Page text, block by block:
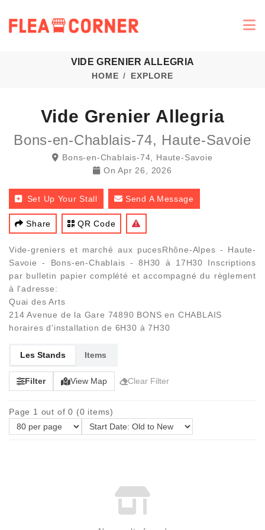
VIDE GRENIER ALLEGRIA
HOME EXPLORE
Vide Grenier Allegria
Bons-en-Chablais-74, Haute-Savoie
Bons-en-Chablais-74, Haute-Savoie
On Apr 26, 2026
Set Up Your Stall Send A Message
Share QR Code
Vide-greniers et marché aux pucesRhône-Alpes - Haute-
Savoie - Bons-en-Chablais - 8H30 à 17H30 Inscriptions
par bulletin papier complété et accompagné du règlement
à l'adresse:
Quai des Arts
214 Avenue de la Gare 74890 BONS en CHABLAIS
horaires d'installation de 6H30 à 7H30
Les Stands Items
Filter View Map Clear Filter
Page 1 out of 0 (0 items)